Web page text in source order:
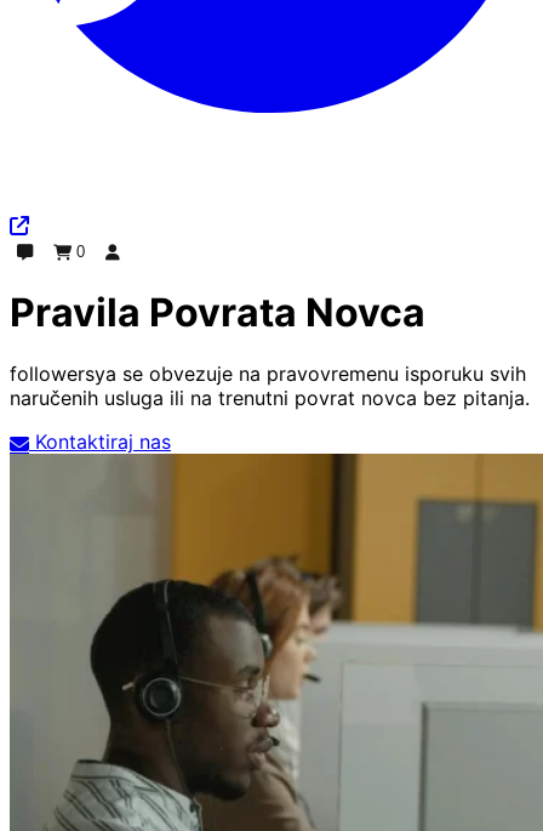
0
Pravila Povrata Novca
followersya se obvezuje na pravovremenu isporuku svih
naručenih usluga ili na trenutni povrat novca bez pitanja.
Kontaktiraj nas